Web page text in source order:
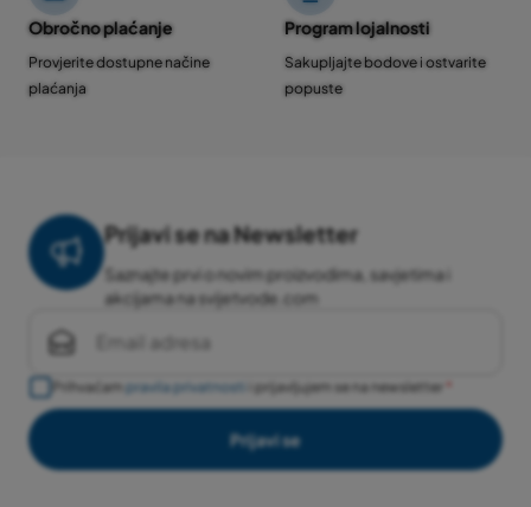
Obročno plaćanje
Provjerite dostupne načine
plaćanja
Program lojalnosti
Sakupljajte bodove i ostvarite
popuste
Prijavi se na Newsletter
Saznajte prvi o novim proizvodima, savjetima i
akcijama na svijetvode.com
Prihvaćam pravila privatnosti i prijavljujem se na newsletter
Prijavi se